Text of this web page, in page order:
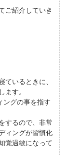
ご紹介していき
いるときに、
す。
ングの事を指す
するので、非常
ィングが習慣化
覚過敏になって